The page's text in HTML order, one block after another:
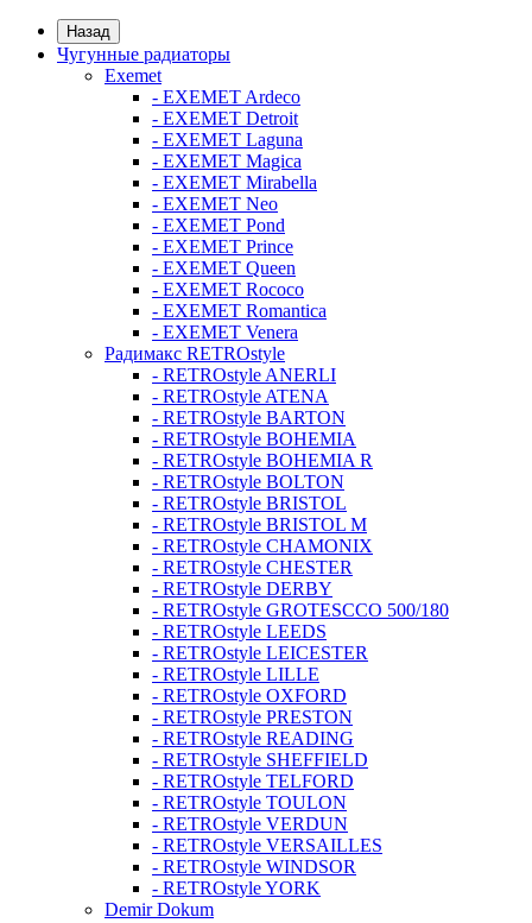
Назад
Чугунные радиаторы
Exemet
- EXEMET Ardeco
- EXEMET Detroit
- EXEMET Laguna
- EXEMET Magica
- EXEMET Mirabella
- EXEMET Neo
- EXEMET Pond
- EXEMET Prince
- EXEMET Queen
- EXEMET Rococo
- EXEMET Romantica
- EXEMET Venera
Радимакс RETROstyle
- RETROstyle ANERLI
- RETROstyle ATENA
- RETROstyle BARTON
- RETROstyle BOHEMIA
- RETROstyle BOHEMIA R
- RETROstyle BOLTON
- RETROstyle BRISTOL
- RETROstyle BRISTOL M
- RETROstyle CHAMONIX
- RETROstyle CHESTER
- RETROstyle DERBY
- RETROstyle GROTESCCO 500/180
- RETROstyle LEEDS
- RETROstyle LEICESTER
- RETROstyle LILLE
- RETROstyle OXFORD
- RETROstyle PRESTON
- RETROstyle READING
- RETROstyle SHEFFIELD
- RETROstyle TELFORD
- RETROstyle TOULON
- RETROstyle VERDUN
- RETROstyle VERSAILLES
- RETROstyle WINDSOR
- RETROstyle YORK
Demir Dokum